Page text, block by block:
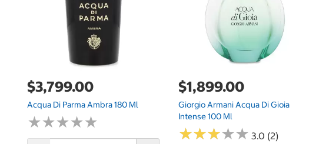
$3,799.00
Acqua Di Parma Ambra 180 Ml
★★★★★
★★★★★
$1,899.00
Giorgio Armani Acqua Di Gioia
Intense 100 Ml
★★★★★
★★★★★ 3.0 (2)